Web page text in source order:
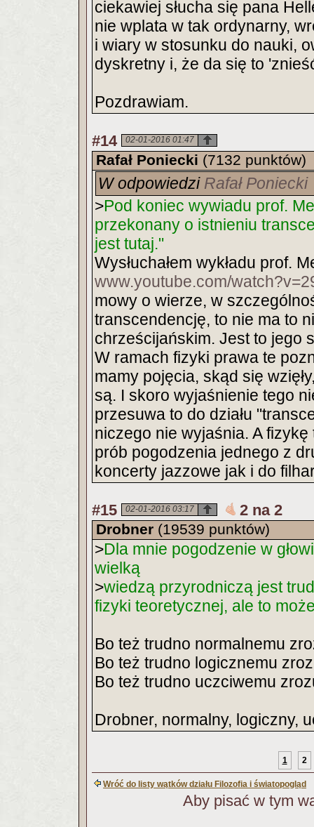
ciekawiej słucha się pana
nie wplata w tak ordynarny,
i wiary w stosunku do nauki,
dyskretny i, że da się to
Pozdrawiam.
#14 02-01-2016 01:47
Rafał Poniecki (7132 punktów)
W odpowiedzi Rafał Poniecki
>Pod koniec wywiadu prof.
przekonany o istnieniu
jest tutaj."
Wysłuchałem wykładu prof.
www.youtube.com/
mowy o wierze, w
transcendencję, to nie ma to
chrześcijańskim. Jest to jego
W ramach fizyki prawa te
mamy pojęcia, skąd się
są. I skoro wyjaśnienie tego
przesuwa to do działu
niczego nie wyjaśnia. A
prób pogodzenia jednego z
koncerty jazzowe jak i do
#15 02-01-2016 03:17
2 na 2
Drobner (19539 punktów)
>Dla mnie pogodzenie w
wielką
>wiedzą przyrodniczą jest
fizyki teoretycznej, ale to
Bo też trudno normalnemu
Bo też trudno logicznemu
Bo też trudno uczciwemu
Drobner, normalny, logiczny,
1 2
Wróć do listy wątków działu Filozofia i światopogląd
Aby pisać w tym